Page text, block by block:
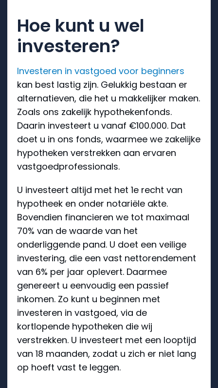
Hoe kunt u wel
investeren?
Investeren in vastgoed voor beginners
kan best lastig zijn. Gelukkig bestaan er
alternatieven, die het u makkelijker maken.
Zoals ons zakelijk hypothekenfonds.
Daarin investeert u vanaf €100.000. Dat
doet u in ons fonds, waarmee we zakelijke
hypotheken verstrekken aan ervaren
vastgoedprofessionals.
U investeert altijd met het 1e recht van
hypotheek en onder notariële akte.
Bovendien financieren we tot maximaal
70% van de waarde van het
onderliggende pand. U doet een veilige
investering, die een vast nettorendement
van 6% per jaar oplevert. Daarmee
genereert u eenvoudig een passief
inkomen. Zo kunt u beginnen met
investeren in vastgoed, via de
kortlopende hypotheken die wij
verstrekken. U investeert met een looptijd
van 18 maanden, zodat u zich er niet lang
op hoeft vast te leggen.